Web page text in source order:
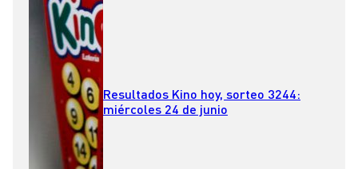
Resultados Kino hoy, sorteo 3244:
miércoles 24 de junio